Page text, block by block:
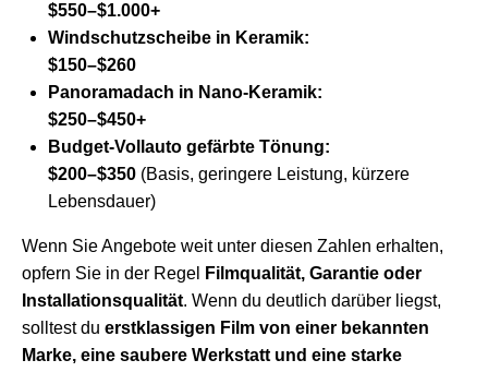
$550–$1.000+
Windschutzscheibe in Keramik:
$150–$260
Panoramadach in Nano-Keramik:
$250–$450+
Budget-Vollauto gefärbte Tönung:
$200–$350 (Basis, geringere Leistung, kürzere
Lebensdauer)
Wenn Sie Angebote weit unter diesen Zahlen erhalten,
opfern Sie in der Regel
Filmqualität, Garantie oder
Installationsqualität. Wenn du deutlich darüber liegst,
solltest du erstklassigen Film von einer bekannten
Marke, eine saubere Werkstatt und eine starke